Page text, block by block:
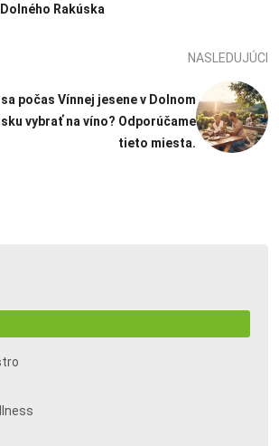
Rakúska
NASLEDUJÚCI
sa počas Vínnej jesene v Dolnom
vybrať na víno? Odporúčame
tieto miesta.